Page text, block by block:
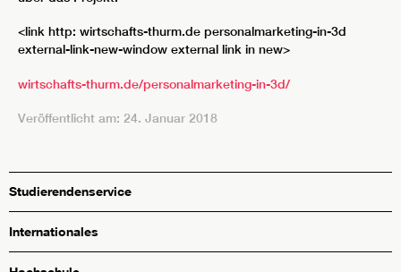
<link http: wirtschafts-thurm.de personalmarketing-in-3d
external-link-new-window external link in new>
wirtschafts-thurm.de/personalmarketing-in-3d/
Veröffentlicht am: 24. Januar 2018
Studierendenservice
Internationales